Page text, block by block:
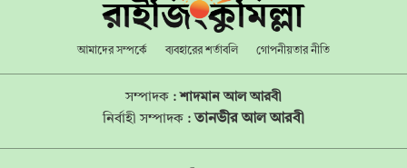
আমাদের সম্পর্কে ব্যবহারের শর্তাবলি গোপনীয়তার নীতি
সম্পাদক :শাদমান আল আরবী
নির্বাহী সম্পাদক : তানভীর আল আরবী